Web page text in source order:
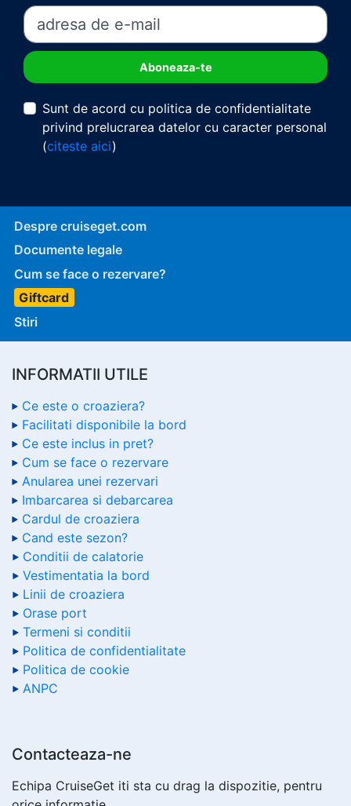
Sunt de acord cu politica de confidentialitate
privind prelucrarea datelor cu caracter personal
(citeste aici)
Despre cruiseget.com
Documente legale
Cum se face o rezervare?
Giftcard
Stiri
INFORMATII UTILE
Ce este o croaziera?
Facilitati disponibile la bord
Ce este inclus in pret?
Cum se face o rezervare
Anularea unei rezervari
Imbarcarea si debarcarea
Cardul de croaziera
Cand este sezon?
Conditii de calatorie
Vestimentatia la bord
Linii de croaziera
Orase port
Termeni si conditii
Politica de confidentialitate
Politica de cookie
ANPC
Contacteaza-ne
Echipa CruiseGet iti sta cu drag la dispozitie, pentru